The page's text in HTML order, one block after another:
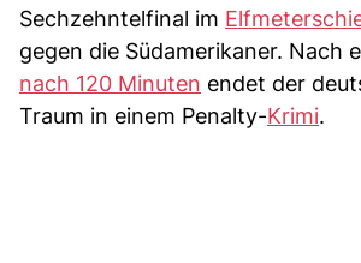
Sechzehntelfinal im
gegen die Südamerikaner. Nach
nach 120 Minuten endet der
Traum in einem Penalty-Krimi.